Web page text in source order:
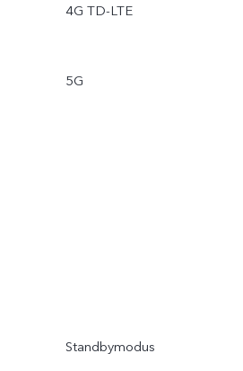
4G TD-LTE
5G
Standbymodus